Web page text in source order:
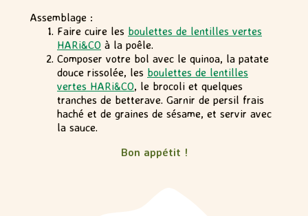
Assemblage :
Faire cuire les boulettes de lentilles vertes
HARi&CO à la poêle.
Composer votre bol avec le quinoa, la patate
douce rissolée, les boulettes de lentilles
vertes HARi&CO, le brocoli et quelques
tranches de betterave. Garnir de persil frais
haché et de graines de sésame, et servir avec
la sauce.
Bon appétit !